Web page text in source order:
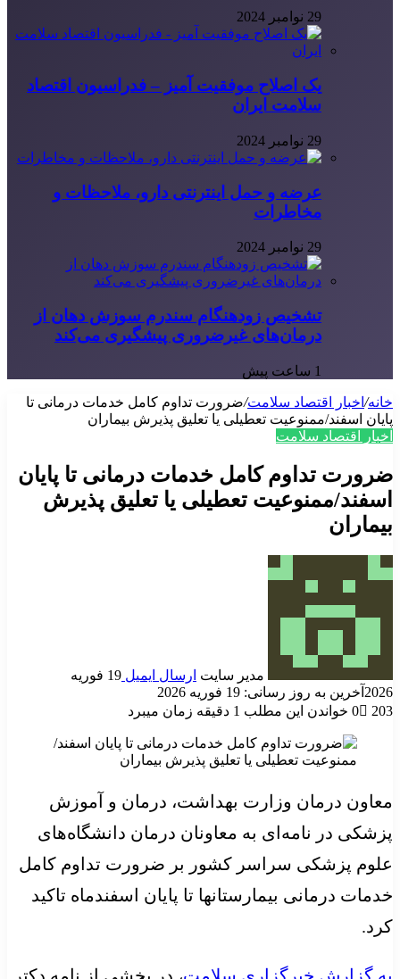
29 نوامبر 2024
یک اصلاح موفقیت آمیز – فدراسیون اقتصاد
سلامت ایران
29 نوامبر 2024
عرضه و حمل اینترنتی دارو، ملاحظات و
مخاطرات
29 نوامبر 2024
تشخیص زودهنگام سندرم سوزش دهان از
درمان‌های غیرضروری پیشگیری می‌کند
1 ساعت پیش
خانه/ اخبار اقتصاد سلامت/ضرورت تداوم کامل خدمات درمانی تا
پایان اسفند/ممنوعیت تعطیلی یا تعلیق پذیرش بیماران
اخبار اقتصاد سلامت
ضرورت تداوم کامل خدمات درمانی تا پایان
اسفند/ممنوعیت تعطیلی یا تعلیق پذیرش
بیماران
مدیر سایت ارسال ایمیل
19 فوریه
2026 آخرین به روز رسانی: 19 فوریه 2026
0
203 خواندن این مطلب 1 دقیقه زمان میبرد
معاون درمان وزارت بهداشت، درمان و آموزش
پزشکی در نامه‌ای به معاونان درمان دانشگاه‌های
علوم پزشکی سراسر کشور بر ضرورت تداوم کامل
خدمات درمانی بیمارستانها تا پایان اسفندماه تاکید
کرد.
به گزارش خبرگزاری سلامت، در بخشی از نامه دکتر